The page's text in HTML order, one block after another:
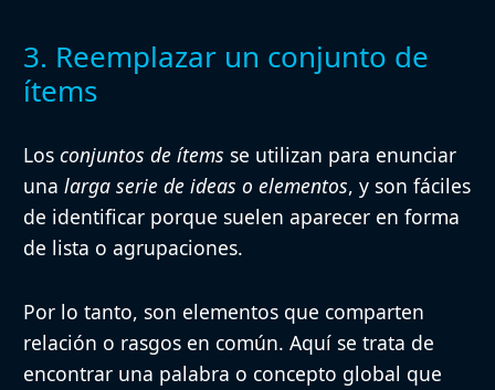
3. Reemplazar un conjunto de
ítems
Los conjuntos de ítems se utilizan para enunciar
una larga serie de ideas o elementos, y son fáciles
de identificar porque suelen aparecer en forma
de lista o agrupaciones.
Por lo tanto, son elementos que comparten
relación o rasgos en común. Aquí se trata de
encontrar una palabra o concepto global que